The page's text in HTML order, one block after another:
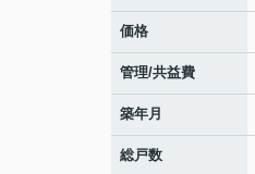
価格
管理/共益費
築年月
総戸数